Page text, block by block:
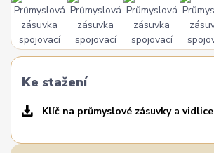
Ke stažení
Klíč na průmyslové zásuvky a vidlice